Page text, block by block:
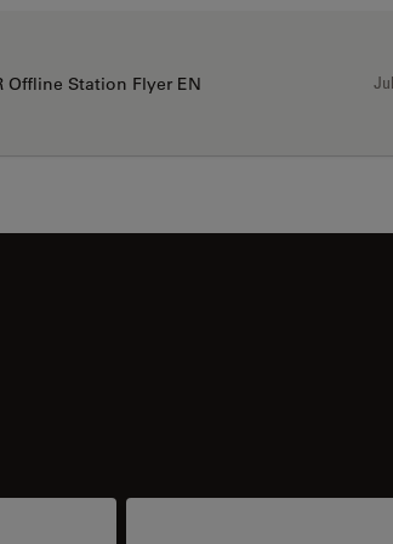
Offline Station Flyer EN